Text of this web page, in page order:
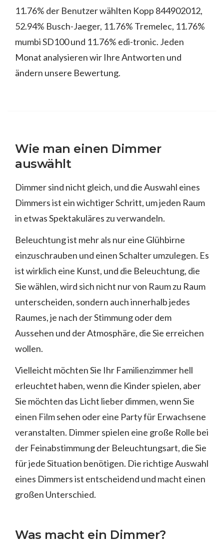
11.76% der Benutzer wählten Kopp 844902012,
52.94% Busch-Jaeger, 11.76% Tremelec, 11.76%
mumbi SD100 und 11.76% edi-tronic. Jeden
Monat analysieren wir Ihre Antworten und
ändern unsere Bewertung.
Wie man einen Dimmer
auswählt
Dimmer sind nicht gleich, und die Auswahl eines
Dimmers ist ein wichtiger Schritt, um jeden Raum
in etwas Spektakuläres zu verwandeln.
Beleuchtung ist mehr als nur eine Glühbirne
einzuschrauben und einen Schalter umzulegen. Es
ist wirklich eine Kunst, und die Beleuchtung, die
Sie wählen, wird sich nicht nur von Raum zu Raum
unterscheiden, sondern auch innerhalb jedes
Raumes, je nach der Stimmung oder dem
Aussehen und der Atmosphäre, die Sie erreichen
wollen.
Vielleicht möchten Sie Ihr Familienzimmer hell
erleuchtet haben, wenn die Kinder spielen, aber
Sie möchten das Licht lieber dimmen, wenn Sie
einen Film sehen oder eine Party für Erwachsene
veranstalten. Dimmer spielen eine große Rolle bei
der Feinabstimmung der Beleuchtungsart, die Sie
für jede Situation benötigen. Die richtige Auswahl
eines Dimmers ist entscheidend und macht einen
großen Unterschied.
Was macht ein Dimmer?